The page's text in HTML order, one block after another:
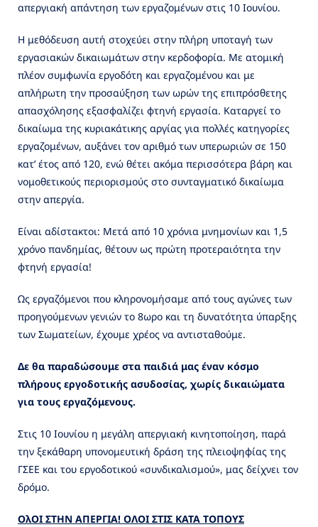
απεργιακή απάντηση των εργαζομένων στις 10 Ιουνίου.
Η μεθόδευση αυτή στοχεύει στην πλήρη υποταγή των
εργασιακών δικαιωμάτων στην κερδοφορία. Mε ατομική
πλέον συμφωνία εργοδότη και εργαζομένου και με
απλήρωτη την προσαύξηση των ωρών της επιπρόσθετης
απασχόλησης εξασφαλίζει φτηνή εργασία. Καταργεί το
δικαίωμα της κυριακάτικης αργίας για πολλές κατηγορίες
εργαζομένων, αυξάνει τον αριθμό των υπερωριών σε 150
κατ’ έτος από 120, ενώ θέτει ακόμα περισσότερα βάρη και
νομοθετικούς περιορισμούς στο συνταγματικό δικαίωμα
στην απεργία.
Είναι αδίστακτοι: Μετά από 10 χρόνια μνημονίων και 1,5
χρόνο πανδημίας, θέτουν ως πρώτη προτεραιότητα την
φτηνή εργασία!
Ως εργαζόμενοι που κληρονομήσαμε από τους αγώνες των
προηγούμενων γενιών το 8ωρο και τη δυνατότητα ύπαρξης
των Σωματείων, έχουμε χρέος να αντισταθούμε.
Δε θα παραδώσουμε στα παιδιά μας έναν κόσμο
πλήρους εργοδοτικής ασυδοσίας, χωρίς δικαιώματα
για τους εργαζόμενους.
Στις 10 Ιουνίου η μεγάλη απεργιακή κινητοποίηση, παρά
την ξεκάθαρη υπονομευτική δράση της πλειοψηφίας της
ΓΣΕΕ και του εργοδοτικού «συνδικαλισμού», μας δείχνει τον
δρόμο.
ΟλΟΙ ΣΤΗΝ ΑΠΕΡΓΙΑ! ΟΛΟΙ ΣΤΙΣ ΚΑΤΑ ΤΟΠΟΥΣ